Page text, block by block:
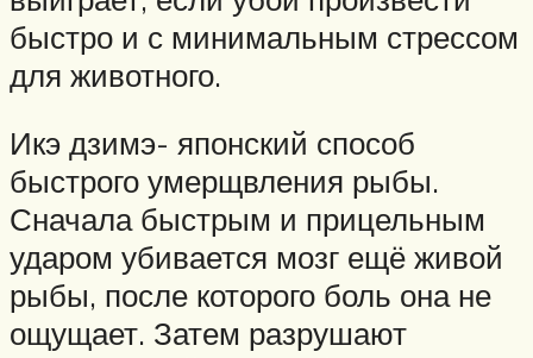
быстро и с минимальным стрессом
для животного.
Икэ дзимэ- японский способ
быстрого умерщвления рыбы.
Сначала быстрым и прицельным
ударом убивается мозг ещё живой
рыбы, после которого боль она не
ощущает. Затем разрушают